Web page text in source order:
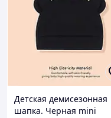
Детская демисезонная
шапка. Черная mini